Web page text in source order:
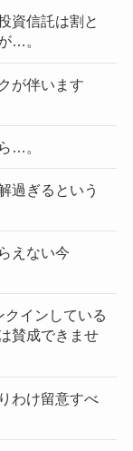
資信託は割と
…。
が伴います
…。
過ぎるという
えない今
クインしている
賛成できませ
わけ留意すべ